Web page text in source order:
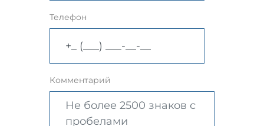
Телефон
Комментарий